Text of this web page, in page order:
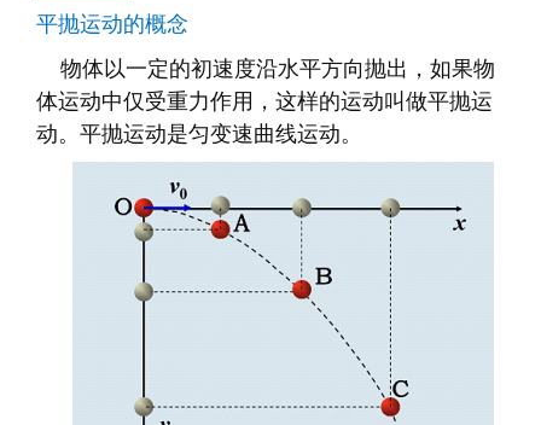
平抛运动的概念
物体以一定的初速度沿水平方向抛出，如果物
体运动中仅受重力作用，这样的运动叫做平抛运
动。平抛运动是匀变速曲线运动。